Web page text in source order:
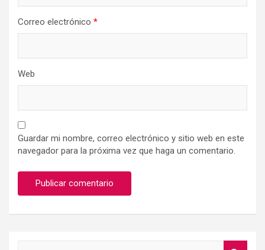
Correo electrónico *
Web
Guardar mi nombre, correo electrónico y sitio web en este
navegador para la próxima vez que haga un comentario.